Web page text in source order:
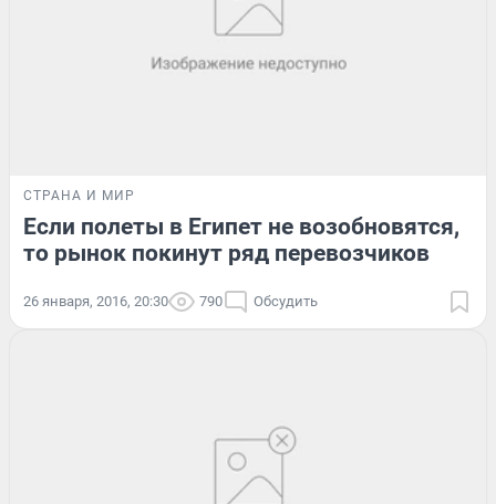
СТРАНА И МИР
Если полеты в Египет не возобновятся,
то рынок покинут ряд перевозчиков
26 января, 2016, 20:30 790 Обсудить